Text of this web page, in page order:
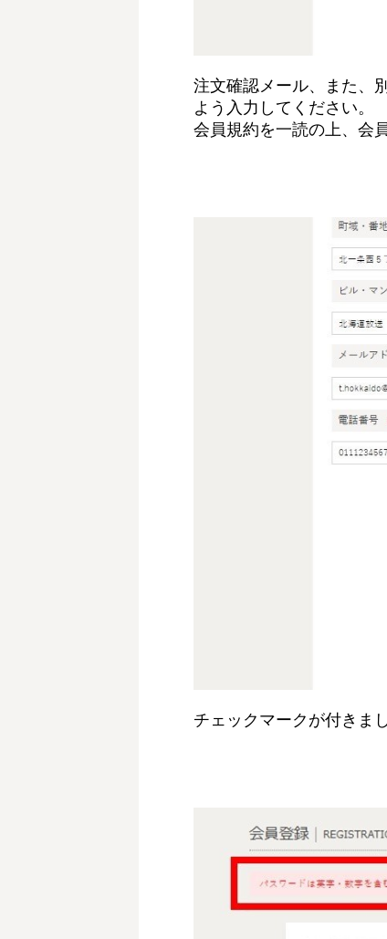
注文確認メール、また、
よう入力してください。
会員規約を一読の上、会
チェックマークが付きま